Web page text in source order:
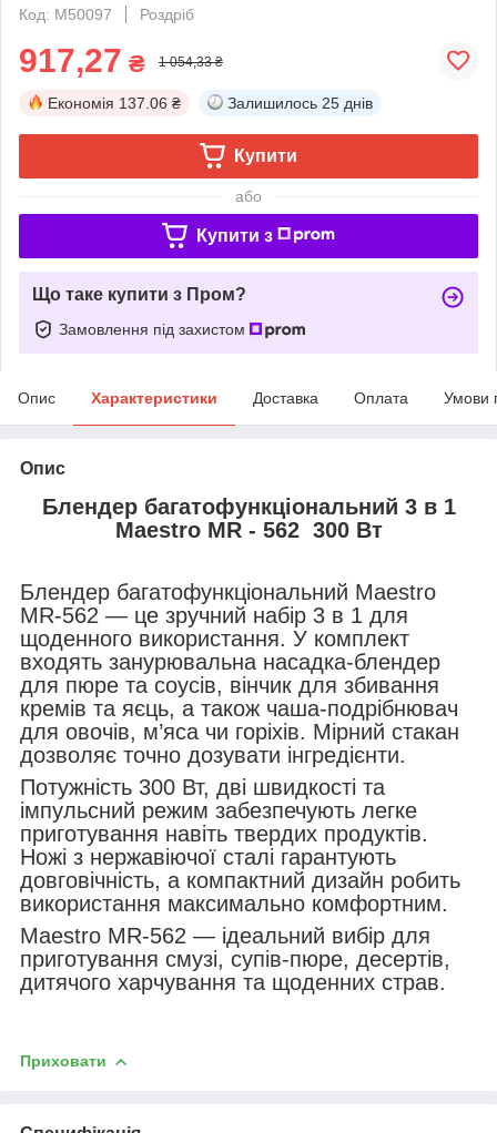
Код: М50097
Роздріб
917,27 ₴ 1 054,33 ₴
Економія 137.06 ₴ Залишилось 25 днів
Купити
або
Купити з
Що таке купити з Пром?
Замовлення під захистом
Опис Характеристики Доставка Оплата Умови
Опис
Блендер багатофункціональний 3 в 1
Maestro MR - 562 300 Вт
Блендер багатофункціональний Maestro
MR-562 — це зручний набір 3 в 1 для
щоденного використання. У комплект
входять занурювальна насадка-блендер
для пюре та соусів, вінчик для збивання
кремів та яєць, а також чаша-подрібнювач
для овочів, м’яса чи горіхів. Мірний стакан
дозволяє точно дозувати інгредієнти.
Потужність 300 Вт, дві швидкості та
імпульсний режим забезпечують легке
приготування навіть твердих продуктів.
Ножі з нержавіючої сталі гарантують
довговічність, а компактний дизайн робить
використання максимально комфортним.
Maestro MR-562 — ідеальний вибір для
приготування смузі, супів-пюре, десертів,
дитячого харчування та щоденних страв.
Приховати